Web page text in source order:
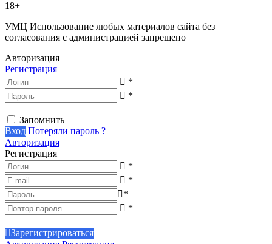
18+
УМЦ Использование любых материалов сайта без
согласования с администрацией запрещено
Авторизация
Регистрация
*
*
Запомнить
Вход Потеряли пароль ?
Авторизация
Регистрация
*
*
*
*
Зарегистрироваться